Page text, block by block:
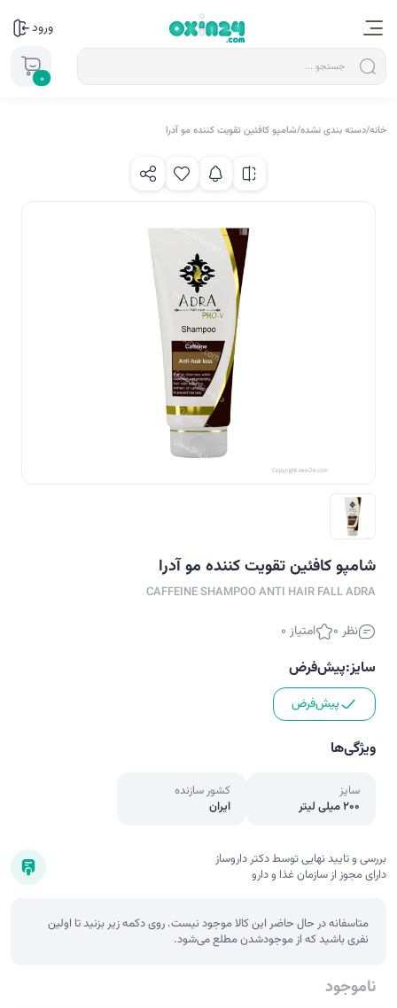
ورود
0
خانه/دسته بندی نشده/شامپو کافئین تقویت کننده مو آدرا
شامپو کافئین تقویت کننده مو آدرا
CAFFEINE SHAMPOO ANTI HAIR FALL ADRA
نظر 0 امتیاز 0
سایز:پیش‌فرض
پیش‌فرض
ویژگی‌ها
سایز
200 میلی لیتر
کشور سازنده
ایران
بررسی و تایید نهایی توسط دکتر داروساز
دارای مجوز از سازمان غذا و دارو
متاسفانه در حال حاضر این کالا موجود نیست. روی دکمه زیر بزنید تا اولین
نفری باشید که از موجودشدن مطلع می‌شود.
ناموجود